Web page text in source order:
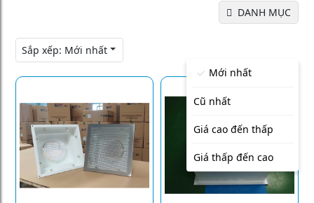
DANH MỤC
Sắp xếp: Mới nhất
Mới nhất
Cũ nhất
Giá cao đến thấp
Giá thấp đến cao